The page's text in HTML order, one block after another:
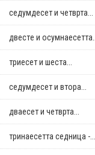
седумдесет и четврта...
двестe и осумнaесетта...
триесет и шеста...
седумдесет и втора...
дваесет и четврта...
тринаесетта седница -...